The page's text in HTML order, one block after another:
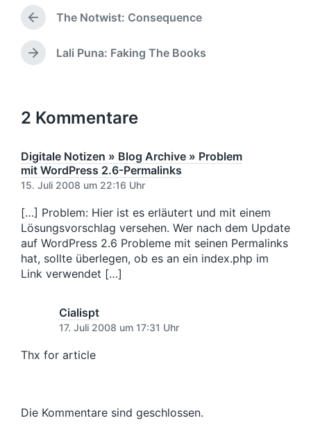
i
h
s
d
t
u
m
b
e
v
o
n
l
i
a
g
ö
r
V
o
r
h
g
B
e
i
r
a
g
:
The Notwist: Consequence
N
s
t
r
B
e
t
r
a
g
:
Lali Puna: Faking The Books
2 Kommentare
Digitale Notizen » Blog Archive » Problem
mit WordPress 2.6-Permalinks
15. Juli 2008 um 22:16 Uhr
[…] Problem: Hier ist es erläutert und mit einem
Lösungsvorschlag versehen. Wer nach dem Update
auf WordPress 2.6 Probleme mit seinen Permalinks
hat, sollte überlegen, ob es an ein index.php im
Link verwendet […]
Cialispt
17. Juli 2008 um 17:31 Uhr
Thx for article
Die Kommentare sind geschlossen.